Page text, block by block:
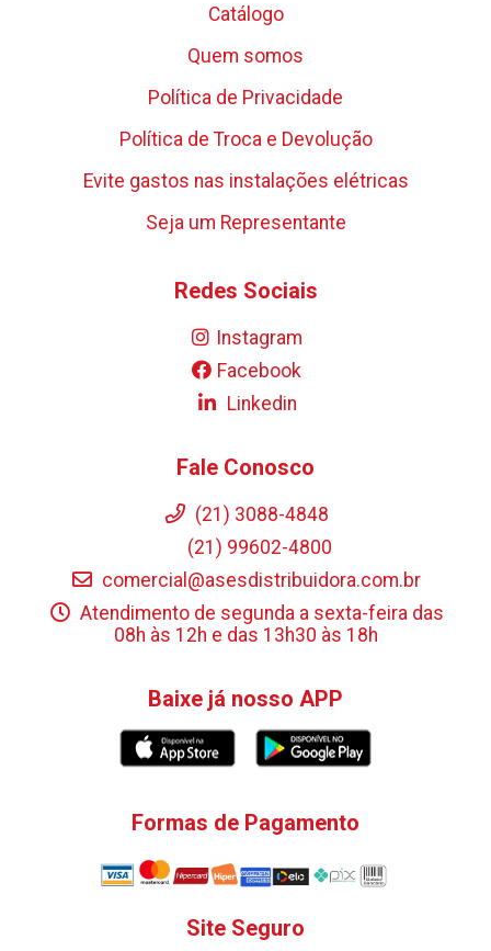
Catálogo
Quem somos
Política de Privacidade
Política de Troca e Devolução
Evite gastos nas instalações elétricas
Seja um Representante
Redes Sociais
Instagram
Facebook
Linkedin
Fale Conosco
(21) 3088-4848
(21) 99602-4800
comercial@asesdistribuidora.com.br
Atendimento de segunda a sexta-feira das
08h às 12h e das 13h30 às 18h
Baixe já nosso APP
Formas de Pagamento
Site Seguro